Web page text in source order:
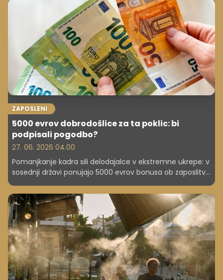
ZAPOSLENI
5000 evrov dobrodošlice za ta poklic: bi
podpisali pogodbo?
27. 06. 2026 04.00
Pomanjkanje kadra sili delodajalce v ekstremne ukrepe: v
sosednji državi ponujajo 5000 evrov bonusa ob zaposlitvi,
poleg tega še stanovanje ali subvencijo najemnine.